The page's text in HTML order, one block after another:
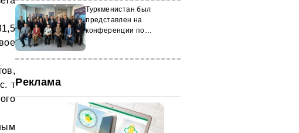
т
Туркменистан был
представлен на
конференции по
Реклама